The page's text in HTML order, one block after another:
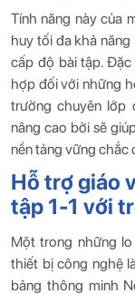
Tính năng này của
huy tối đa khả
cấp độ bài tập.
hợp đối với những
trường chuyên lớp
nâng cao bởi sẽ
nền tảng vững
Hỗ trợ giáo
tập 1-1 với
Một trong những
thiết bị công nghệ
bảng thông minh